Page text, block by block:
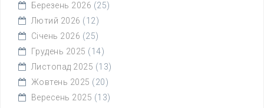
Березень 2026 (25)
Лютий 2026 (12)
Січень 2026 (25)
Грудень 2025 (14)
Листопад 2025 (13)
Жовтень 2025 (20)
Вересень 2025 (13)